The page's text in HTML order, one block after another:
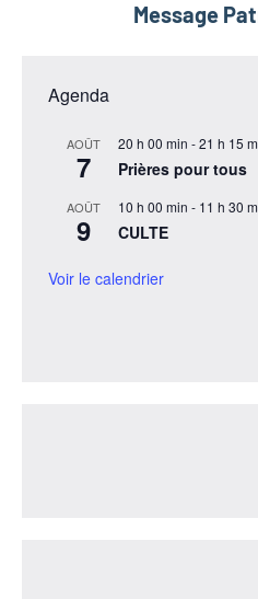
Message
Agenda
AOÛT
7
20 h 00 min -21 h 15
Prières pour tous
AOÛT
9
10 h 00 min - 11 h 30
CULTE
Voir le calendrier